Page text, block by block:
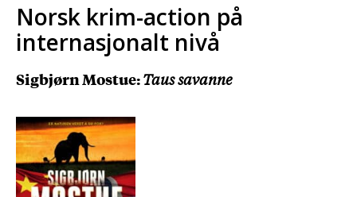
Norsk krim-action på
internasjonalt nivå
Sigbjørn Mostue:Taus savanne